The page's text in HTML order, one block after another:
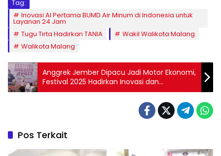
Tag:
Inovasi AI Pertama BUMD Air Minum di Indonesia untuk
Layanan 24 Jam
Tugu Tirta Hadirkan TANIA
Wakil Walikota Malang
Walikota Malang
Anggrek Jember Dipacu Jadi Motor Ekonomi,
Festival 2025 Hadirkan Inovasi dan
Penghargaan
Pos Terkait